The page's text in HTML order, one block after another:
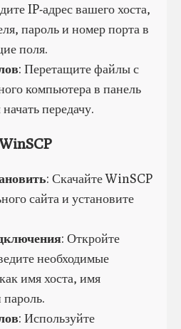
IP-адрес вашего хоста,
пароль и номер порта в
поля.
: Перетащите файлы с
компьютера в панель
передачу.
: Скачайте WinSCP
сайта и установите
: Откройте
необходимые
имя хоста, имя
пароль.
: Используйте